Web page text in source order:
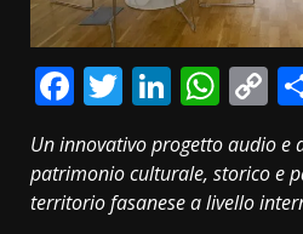
Facebook
Twitter
Un innovativo progetto audio e
patrimonio culturale, storico e
territorio fasanese a livello